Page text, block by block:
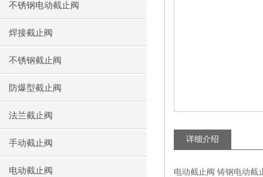
不锈钢电动截止阀
焊接截止阀
不锈钢截止阀
防爆型截止阀
法兰截止阀
手动截止阀
电动截止阀
详细介绍
电动截止阀 铸钢电动截